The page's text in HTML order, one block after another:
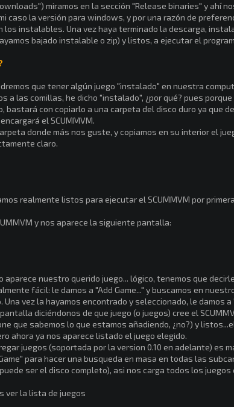
miramos en la sección "Release binaries" y ahí
caso la versión para windows, y por una razón de
los instalables. Una vez haya terminado la descarga,
bajado instalable o zip) y listos, a ejecutar el
que tener algún juego "instalado" en nuestra
a las comillas, he dicho "instalado", ¿por qué? pues
bastará con copiarlo a una carpeta del disco duro ya que
el SCUMMVM.
donde más nos guste, y copiamos en su interior el
claro.
realmente listos para ejecutar el SCUMMVM por
y nos aparece la siguiente pantalla:
aparece nuestro querido juego... lógico, tenemos que
fácil: le damos a "Add Game..." y buscamos en
Una vez la hayamos encontrado y seleccionado, le damos a
diciéndonos de que juego (o juegos) cree el
que sabemos lo que estamos añadiendo, ¿no?) y
ahora ya nos aparece listado el juego elegido.
juegos (soportada por la version 0.10 en adelante) es
para hacer una busqueda en masa en todas las
ser el disco completo), asi nos carga todos los
ver la lista de juegos